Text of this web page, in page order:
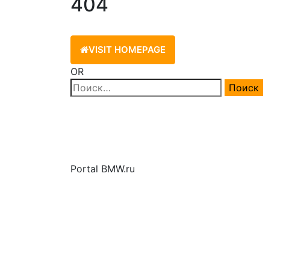
VISIT HOMEPAGE
OR
Найти:
Portal BMW.ru